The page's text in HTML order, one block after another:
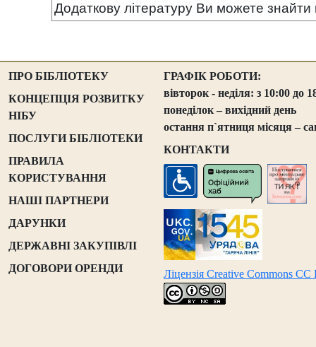
Додаткову літературу Ви можете
ПРО БІБЛІОТЕКУ
КОНЦЕПЦІЯ РОЗВИТКУ
НІБУ
ПОСЛУГИ БІБЛІОТЕКИ
ПРАВИЛА
КОРИСТУВАННЯ
НАШІ ПАРТНЕРИ
ДАРУНКИ
ДЕРЖАВНІ ЗАКУПІВЛІ
ДОГОВОРИ ОРЕНДИ
ГРАФІК РОБОТИ:
вівторок - неділя: з 10:00 до
понеділок – вихідний день
остання п`ятниця місяця –
КОНТАКТИ
Ліцензія Creative Commons